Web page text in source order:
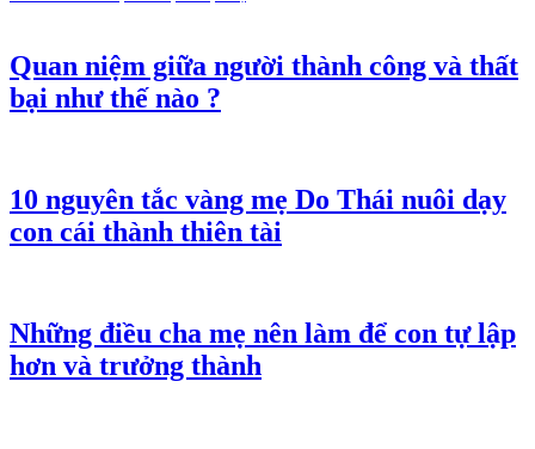
Quan niệm giữa người thành công và thất
bại như thế nào ?
10 nguyên tắc vàng mẹ Do Thái nuôi dạy
con cái thành thiên tài
Những điều cha mẹ nên làm để con tự lập
hơn và trưởng thành